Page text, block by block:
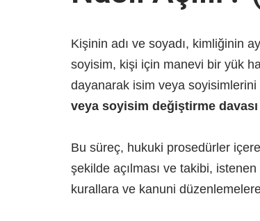
Kişinin adı ve soyadı, kimliğinin
soyisim, kişi için manevi bir yük
dayanarak isim veya soyisimlerini
veya soyisim değiştirme davası
Bu süreç, hukuki prosedürler
şekilde açılması ve takibi,
kurallara ve kanuni